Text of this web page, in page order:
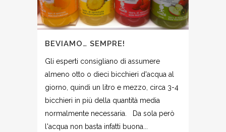
BEVIAMO… SEMPRE!
Gli esperti consigliano di assumere
almeno otto o dieci bicchieri d'acqua al
giorno, quindi un litro e mezzo, circa 3-4
bicchieri in più della quantità media
normalmente necessaria. Da sola però
l'acqua non basta infatti buona...